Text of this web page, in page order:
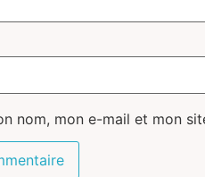
nom, mon e-mail et mon